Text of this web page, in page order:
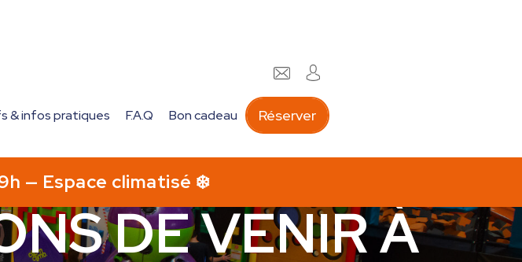
& infos pratiques F.A.Q Bon cadeau Réserver
DE VENIR À